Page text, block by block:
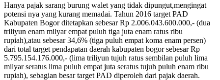
Hanya pajak sarang burung walet yang tidak dipungut,mengingat
potensi nya yang kurang memadai. Tahun 2016 target PAD
Kabupaten Bogor ditetapkan sebesar Rp 2.006.043.600.000,- (dua
triliyun enam milyar empat puluh tiga juta enam ratus ribu
rupiah),atau sebesar 34,6% (tiga puluh empat koma enam persen)
dari total target pendapatan daerah kabupaten bogor sebesar Rp
5.795.154.176.000,- (lima triliyun tujuh ratus sembilan puluh lima
milyar seratus lima puluh empat juta seratus tujuh puluh enam ribu
rupiah), sebagian besar target PAD diperoleh dari pajak daerah.